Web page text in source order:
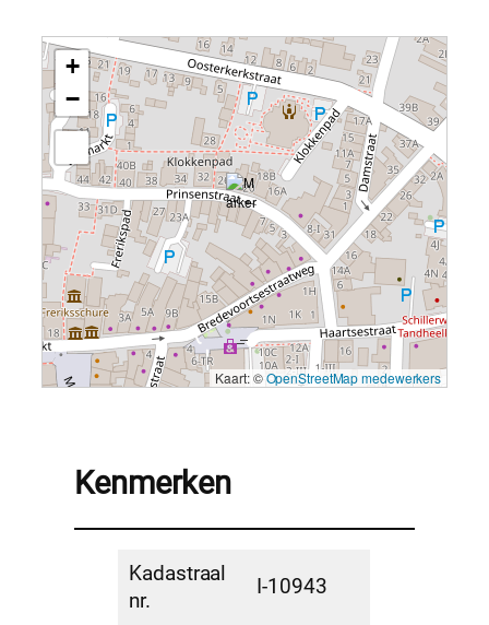
+
−
Kaart: ©OpenStreetMap medewerkers
Kenmerken
Kadastraal
nr.
I-10943